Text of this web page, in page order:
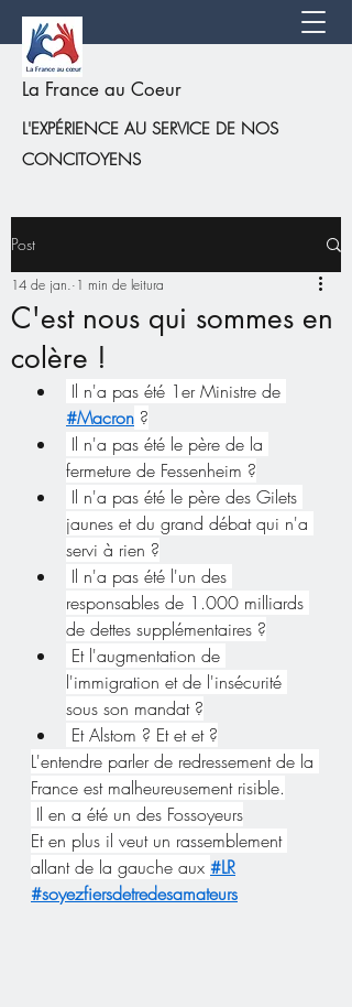
La France au Coeur
L'EXPÉRIENCE AU SERVICE DE NOS
CONCITOYENS
Post
C'est nous qui sommes en
colère !
14 de jan. 1 min de leitura
Il n'a pas été 1er Ministre de
#Macron ?
Il n'a pas été le père de la
fermeture de Fessenheim ?
Il n'a pas été le père des Gilets
jaunes et du grand débat qui n'a
servi à rien ?
Il n'a pas été l'un des
responsables de 1.000 milliards
de dettes supplémentaires ?
Et l'augmentation de
l'immigration et de l'insécurité
sous son mandat ?
Et Alstom ? Et et et ?
L'entendre parler de redressement de la
France est malheureusement risible.
Il en a été un des Fossoyeurs
Et en plus il veut un rassemblement
allant de la gauche aux #LR
#soyezfiersdetredesamateurs